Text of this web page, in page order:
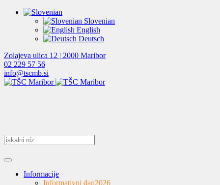
Slovenian
English
Deutsch
Zolajeva ulica 12 | 2000 Maribor
02 229 57 56
info@tscmb.si
Informacije
Informativni dan2026